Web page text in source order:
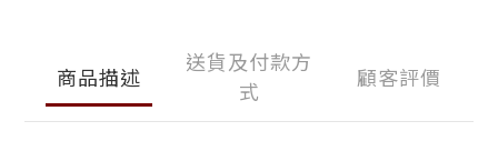
商品描述
送貨及付款方
式
顧客評價